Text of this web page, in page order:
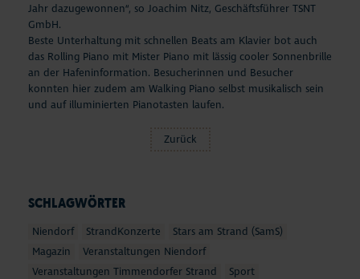
SCHLAGWÖRTER
Niendorf StrandKonzerte
Stars am Strand (SamS)
Magazin
Veranstaltungen Niendorf
Veranstaltungen Timmendorfer Strand
Sport
Jahr dazugewonnen“, so Joachim Nitz, Geschäftsführer TSNT
GmbH.
Beste Unterhaltung mit schnellen Beats am Klavier bot auch
das Rolling Piano mit Mister Piano mit lässig cooler Sonnenbrille
an der Hafeninformation. Besucherinnen und Besucher
konnten hier zudem am Walking Piano selbst musikalisch sein
und auf illuminierten Pianotasten laufen.
Zurück